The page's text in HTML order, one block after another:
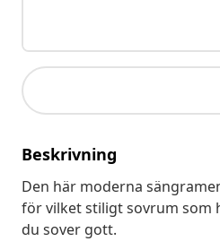
Beskrivning
Den här moderna
för vilket stiligt sovrum som
du sover gott.